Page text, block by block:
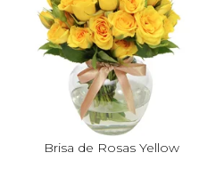
Brisa de Rosas Yellow